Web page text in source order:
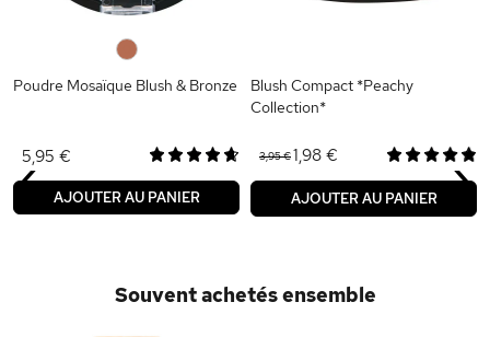
Poudre Mosaïque Blush & Bronze
5,95 €
AJOUTER AU PANIER
Blush Compact *Peachy
Collection*
3,95 €1,98 €
AJOUTER AU PANIER
‹ ›
Souvent achetés ensemble